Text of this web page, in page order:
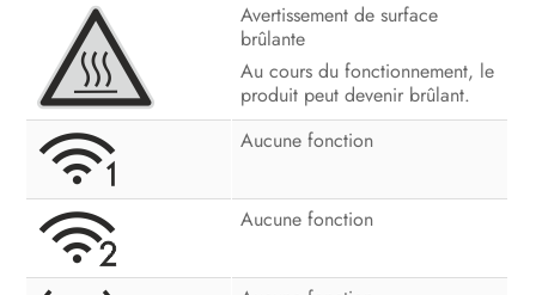
Avertissement de surface
brûlante
Au cours du fonctionnement, le
produit peut devenir brûlant.
Aucune fonction
Aucune fonction
Montage
Raccordement
Mise en service
Utilisation
Recherche d’erreurs
Mise hors service du produit